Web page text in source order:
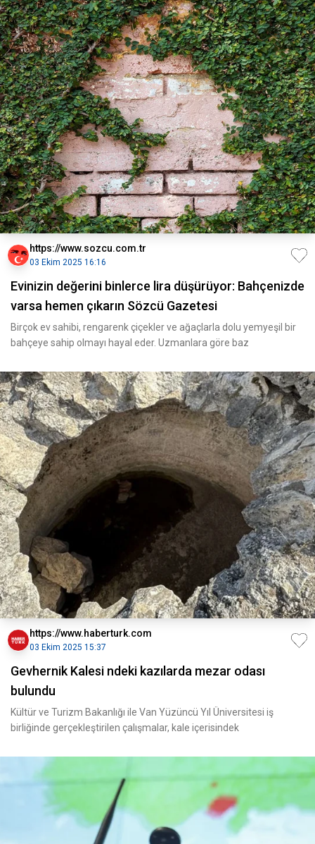
https://www.sozcu.com.tr
03 Ekim 2025 16:16
Evinizin değerini binlerce lira düşürüyor: Bahçenizde
varsa hemen çıkarın Sözcü Gazetesi
Birçok ev sahibi, rengarenk çiçekler ve ağaçlarla dolu yemyeşil bir
bahçeye sahip olmayı hayal eder. Uzmanlara göre baz
https://www.haberturk.com
03 Ekim 2025 15:37
Gevhernik Kalesi ndeki kazılarda mezar odası
bulundu
Kültür ve Turizm Bakanlığı ile Van Yüzüncü Yıl Üniversitesi iş
birliğinde gerçekleştirilen çalışmalar, kale içerisindek